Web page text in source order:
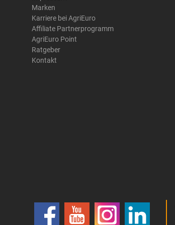
Marken
Karriere bei AgriEuro
Affiliate Partnerprogramm
AgriEuro Point
Ratgeber
Kontakt